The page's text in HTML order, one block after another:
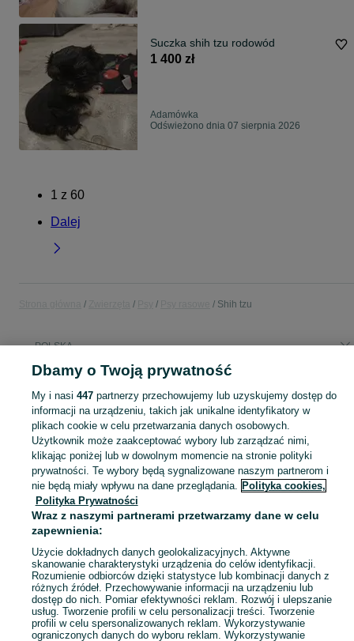
Suczka shih tzu rodowód
1 400 zł
Adamówka
Odświeżono dnia 07 sierpnia 2026
1 z 60
Dalej
Shih tzu
POLSKA
KATEGORIA
Sprzedaż Shih Tzu w Polsce ▶️ Szczenięta i dorosłe psy z rodowodem oraz bez w świetnych cenach ☝ Sprawdź oferty od hodowców lub osób prywatnych na OLX.pl!
Mapa kategorii
Mapa miejscowości
Mapa ministron
Popularne wyszukiwania
Dbamy o Twoją prywatność
My i nasi 447partnerzy przechowujemy lub uzyskujemy dostęp do
informacji na urządzeniu, takich jak unikalne identyfikatory w
plikach cookie w celu przetwarzania danych osobowych.
Użytkownik może zaakceptować wybory lub zarządzać nimi,
klikając poniżej lub w dowolnym momencie na stronie polityki
prywatności. Te wybory będą sygnalizowane naszym partnerom i
nie będą miały wpływu na dane przeglądania. Polityka cookies,
Polityka Prywatności
Wraz z naszymi partnerami przetwarzamy dane w celu
zapewnienia:
Użycie dokładnych danych geolokalizacyjnych. Aktywne
skanowanie charakterystyki urządzenia do celów identyfikacji.
Rozumienie odbiorców dzięki statystyce lub kombinacji danych z
różnych źródeł. Przechowywanie informacji na urządzeniu lub
dostęp do nich. Pomiar efektywności reklam. Rozwój i ulepszanie
usług. Tworzenie profili w celu personalizacji treści. Tworzenie
profili w celu spersonalizowanych reklam. Wykorzystywanie
ograniczonych danych do wyboru reklam. Wykorzystywanie